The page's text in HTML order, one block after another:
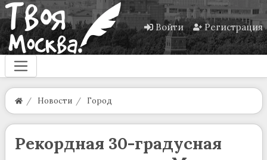
Войти Регистрация
Новости Город
Рекордная 30-градусная